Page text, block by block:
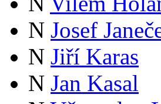
N Josef
N Jiří Karas
N Jan Kasal